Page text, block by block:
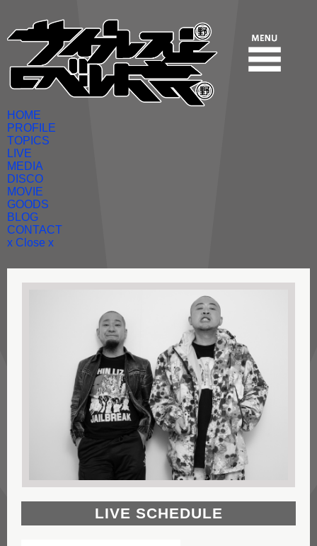
HOME
PROFILE
TOPICS
LIVE
MEDIA
DISCO
MOVIE
GOODS
BLOG
CONTACT
x Close x
LIVE SCHEDULE